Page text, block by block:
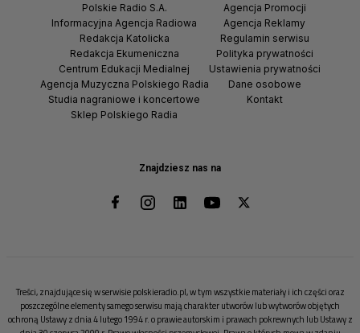
Znajdziesz nas na
Polskie Radio S.A.
Informacyjna Agencja Radiowa
Redakcja Katolicka
Redakcja Ekumeniczna
Centrum Edukacji Medialnej
Agencja Muzyczna Polskiego Radia
Studia nagraniowe i koncertowe
Sklep Polskiego Radia
Agencja Promocji
Agencja Reklamy
Regulamin serwisu
Polityka prywatności
Ustawienia prywatności
Dane osobowe
Kontakt
Treści, znajdujące się w serwisie polskieradio.pl, w tym wszystkie materiały i ich części oraz
poszczególne elementy samego serwisu mają charakter utworów lub wytworów objętych
ochroną Ustawy z dnia 4 lutego 1994 r. o prawie autorskim i prawach pokrewnych lub Ustawy z